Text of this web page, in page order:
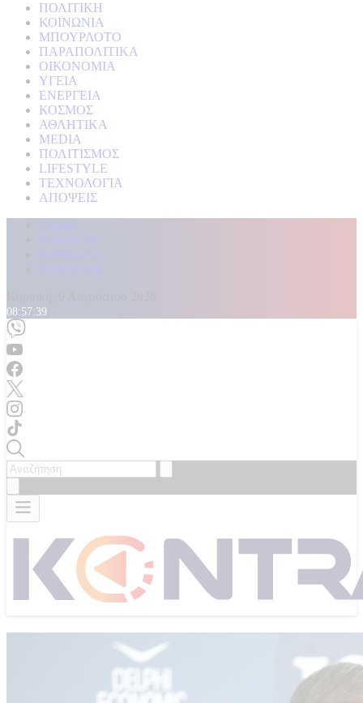
ΠΟΛΙΤΙΚΗ
ΚΟΙΝΩΝΙΑ
ΜΠΟΥΡΛΟΤΟ
ΠΑΡΑΠΟΛΙΤΙΚΑ
ΟΙΚΟΝΟΜΙΑ
ΥΓΕΙΑ
ΕΝΕΡΓΕΙΑ
ΚΟΣΜΟΣ
ΑΘΛΗΤΙΚΑ
MEDIA
ΠΟΛΙΤΙΣΜΟΣ
LIFESTYLE
ΤΕΧΝΟΛΟΓΙΑ
ΑΠΟΨΕΙΣ
Αρχική
Kontra Live
Καταγγελίες
Επικοινωνία
08:57:42